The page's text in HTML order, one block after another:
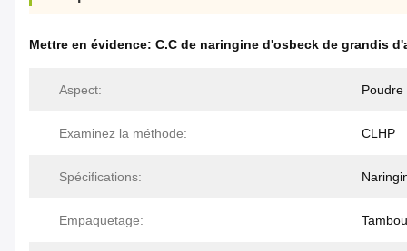
Mettre en évidence: C.C de naringine d'osbeck de grandis
Aspect: Poudre
Examinez la méthode: CLHP
Spécifications:
Empaquetage: